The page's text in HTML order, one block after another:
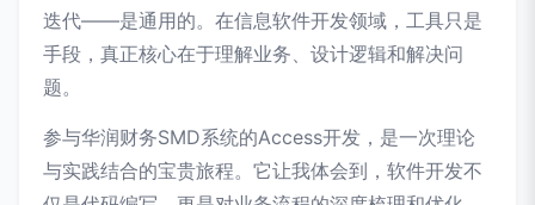
迭代——是通用的。在信息软件开发领域，工具只是
手段，真正核心在于理解业务、设计逻辑和解决问
题。
参与华润财务SMD系统的Access开发，是一次理论
与实践结合的宝贵旅程。它让我体会到，软件开发不